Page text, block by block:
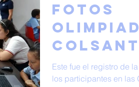
Fotos
Este fue el registro de
los participantes en las